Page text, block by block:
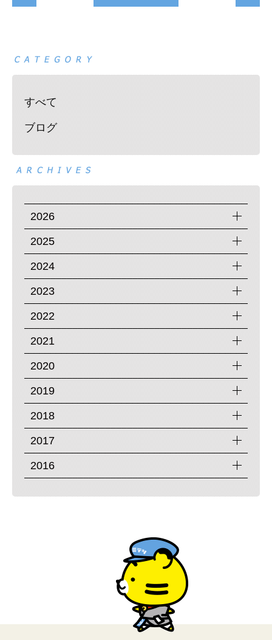
すべて
ブログ
2026
2025
2024
2023
2022
2021
2020
2019
2018
2017
2016